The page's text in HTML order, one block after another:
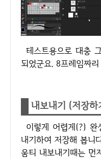
테스트용으로 대충 그렸는데 뭔가 마음에 들게 연출
되었군요. 8프레임짜
내보내기 (저장하
이렇게 어렵게(?) 완성한 이모티콘 작품 1개를 내보
내기하여 저장해 봅니
움티 내보내기때는 먼